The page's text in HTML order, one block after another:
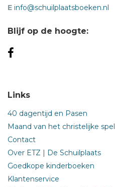
E info@schuilplaatsboeken.nl
Blijf op de hoogte:
Links
40 dagentijd en Pasen
Maand van het christelijke spel
Contact
Over ETZ | De Schuilplaats
Goedkope kinderboeken
Klantenservice